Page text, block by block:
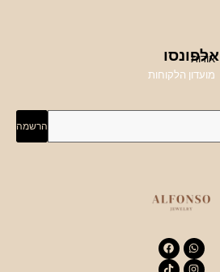
הרשמה
אלפונסו
אודות
מועדון הלקוחות